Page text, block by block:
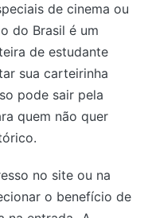
de cinema ou
do Brasil é um
de estudante
sua carteirinha
pode sair pela
quem não quer
no site ou na
o benefício de